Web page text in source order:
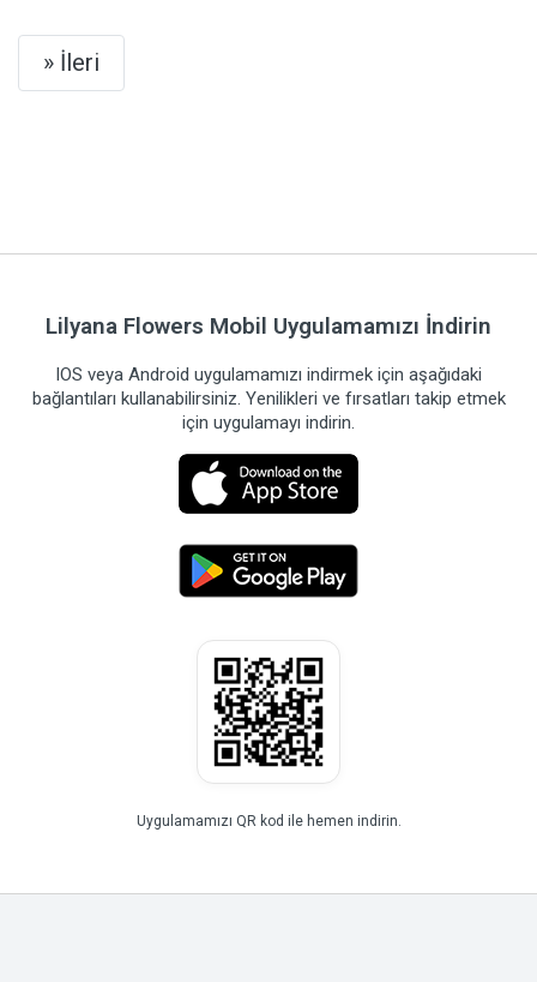
» İleri
Lilyana Flowers Mobil Uygulamamızı İndirin
IOS veya Android uygulamamızı indirmek için aşağıdaki
bağlantıları kullanabilirsiniz. Yenilikleri ve fırsatları takip etmek
için uygulamayı indirin.
Uygulamamızı QR kod ile hemen indirin.